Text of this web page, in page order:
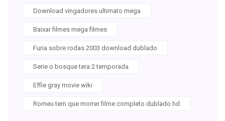
Download vingadores ultimato mega
Baixar filmes mega filmes
Furia sobre rodas 2003 download dublado
Serie o bosque tera 2 temporada
Effie gray movie wiki
Romeu tem que morrer filme completo dublado hd